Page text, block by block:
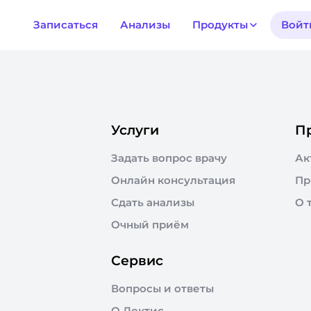
Записаться Анализы Продукты
Услуги
Задать вопрос врачу
Онлайн консультация
Сдать анализы
Очный приём
О
Сервис
Вопросы и ответы